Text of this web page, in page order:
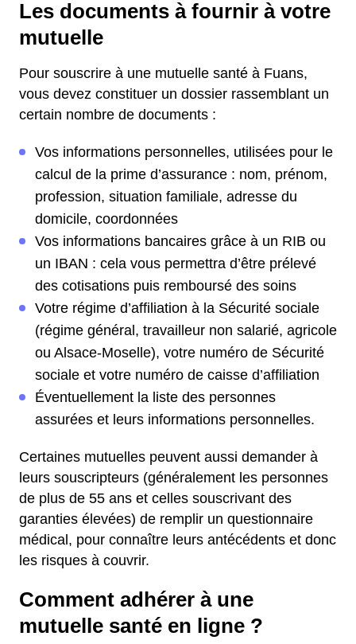
Les documents à fournir à votre
mutuelle
Pour souscrire à une mutuelle santé à Fuans,
vous devez constituer un dossier rassemblant un
certain nombre de documents :
Vos informations personnelles, utilisées pour le
calcul de la prime d’assurance : nom, prénom,
profession, situation familiale, adresse du
domicile, coordonnées
Vos informations bancaires grâce à un RIB ou
un IBAN : cela vous permettra d’être prélevé
des cotisations puis remboursé des soins
Votre régime d’affiliation à la Sécurité sociale
(régime général, travailleur non salarié, agricole
ou Alsace-Moselle), votre numéro de Sécurité
sociale et votre numéro de caisse d’affiliation
Éventuellement la liste des personnes
assurées et leurs informations personnelles.
Certaines mutuelles peuvent aussi demander à
leurs souscripteurs (généralement les personnes
de plus de 55 ans et celles souscrivant des
garanties élevées) de remplir un questionnaire
médical, pour connaître leurs antécédents et donc
les risques à couvrir.
Comment adhérer à une
mutuelle santé en ligne ?